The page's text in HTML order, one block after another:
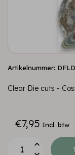
Artikelnummer:
Clear Die cuts -
€7,95 Incl. btw